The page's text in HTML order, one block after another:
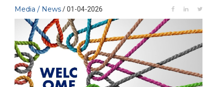
Media / News/ 01-04-2026